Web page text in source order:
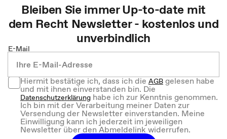
Bleiben Sie immer Up-to-date mit
dem Recht Newsletter - kostenlos und
unverbindlich
E-Mail
Hiermit bestätige ich, dass ich dieAGBgelesen habe
und mit ihnen einverstanden bin. Die
Datenschutzerklärung habe ich zur Kenntnis genommen.
Ich bin mit der Verarbeitung meiner Daten zur
Versendung der Newsletter einverstanden. Meine
Einwilligung kann ich jederzeit im jeweiligen
Newsletter über den Abmeldelink widerrufen.